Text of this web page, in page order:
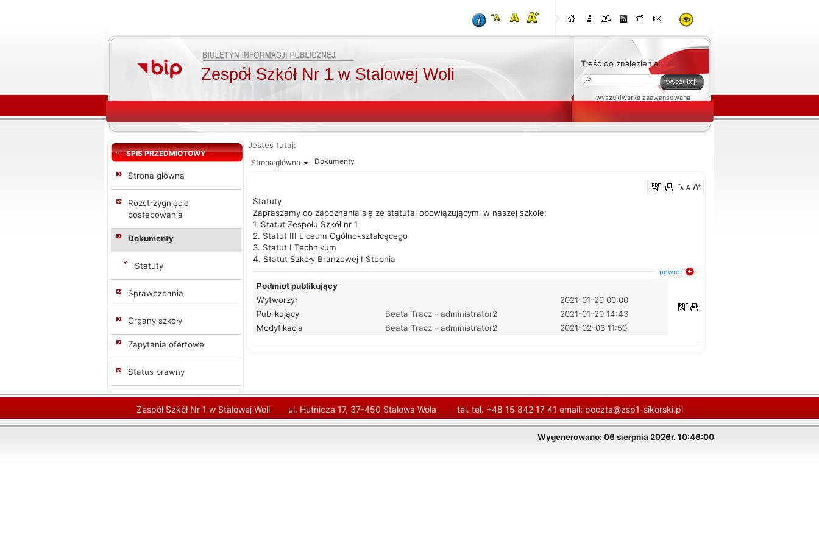
Zespół Szkół Nr 1 w Stalowej Woli
Treść do znalezienia:
wyszukiwarka zaawansowana
SPIS PRZEDMIOTOWY
Strona główna
Rozstrzygnięcie
postępowania
Dokumenty
Statuty
Sprawozdania
Organy szkoły
Zapytania ofertowe
Status prawny
Jesteś tutaj:
Strona główna Dokumenty
Statuty
Zapraszamy do zapoznania się ze statutai obowiązującymi w naszej szkole:
1. Statut Zespołu Szkół nr 1
2. Statut III Liceum Ogólnokształcącego
3. Statut I Technikum
4. Statut Szkoły Branżowej I Stopnia
powrot
Podmiot publikujący
Wytworzył
2021-01-29 00:00
Publikujący
Beata Tracz - administrator2
2021-01-29 14:43
Modyfikacja
Beata Tracz - administrator2 2021-02-03 11:50
Zespół Szkół Nr 1 w Stalowej Woli ul. Hutnicza 17, 37-450 Stalowa Wola tel. tel. +48 15 842 17 41 email: poczta@zsp1-sikorski.pl
Wygenerowano: 06 sierpnia 2026r. 10:46:00